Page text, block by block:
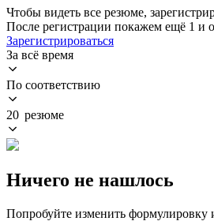
Чтобы видеть все резюме,
После регистрации покажем ещё 1 и
Зарегистрироваться
За всё время
По соответствию
20 резюме
Ничего не нашлось
Попробуйте изменить формулировку